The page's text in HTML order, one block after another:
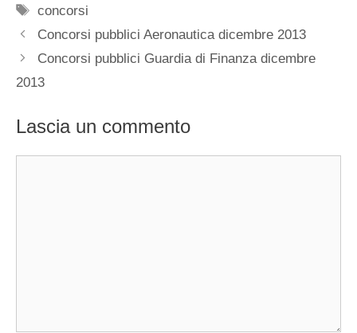
Tag
concorsi
Concorsi pubblici Aeronautica dicembre 2013
Concorsi pubblici Guardia di Finanza dicembre
2013
Lascia un commento